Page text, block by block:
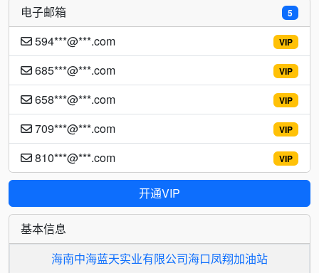
5
电子邮箱
VIP
594***@***.com
VIP
685***@***.com
VIP
658***@***.com
VIP
709***@***.com
VIP
810***@***.com
开通VIP
基本信息
海南中海蓝天实业有限公司海口凤翔加油站